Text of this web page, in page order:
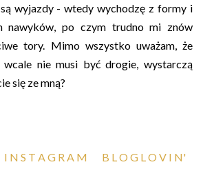
wyjazdy - wtedy wychodzę z formy i
nawyków, po czym trudno mi znów
tory. Mimo wszystko uważam, że
wcale nie musi być drogie, wystarczą
się ze mną?
I N S T A G R A M B L O G L O V I N'